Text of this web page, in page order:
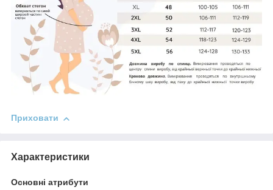
Приховати
Характеристики
Основні атрибути